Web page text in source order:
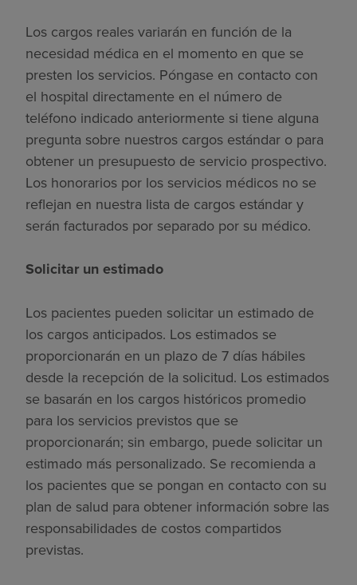
Los cargos reales variarán en función de la
necesidad médica en el momento en que se
presten los servicios. Póngase en contacto con
el hospital directamente en el número de
teléfono indicado anteriormente si tiene alguna
pregunta sobre nuestros cargos estándar o para
obtener un presupuesto de servicio prospectivo.
Los honorarios por los servicios médicos no se
reflejan en nuestra lista de cargos estándar y
serán facturados por separado por su médico.
Solicitar un estimado
Los pacientes pueden solicitar un estimado de
los cargos anticipados. Los estimados se
proporcionarán en un plazo de 7 días hábiles
desde la recepción de la solicitud. Los estimados
se basarán en los cargos históricos promedio
para los servicios previstos que se
proporcionarán; sin embargo, puede solicitar un
estimado más personalizado. Se recomienda a
los pacientes que se pongan en contacto con su
plan de salud para obtener información sobre las
responsabilidades de costos compartidos
previstas.